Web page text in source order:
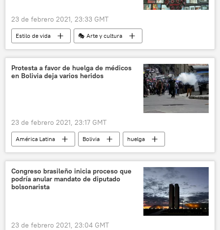
23 de febrero 2021, 23:33 GMT
Estilo de vida
🎭 Arte y cultura
EEUU
poesía
Protesta a favor de huelga de médicos
en Bolivia deja varios heridos
23 de febrero 2021, 23:17 GMT
América Latina Bolivia
huelga
protestas
Congreso brasileño inicia proceso que
podría anular mandato de diputado
bolsonarista
23 de febrero 2021, 23:04 GMT